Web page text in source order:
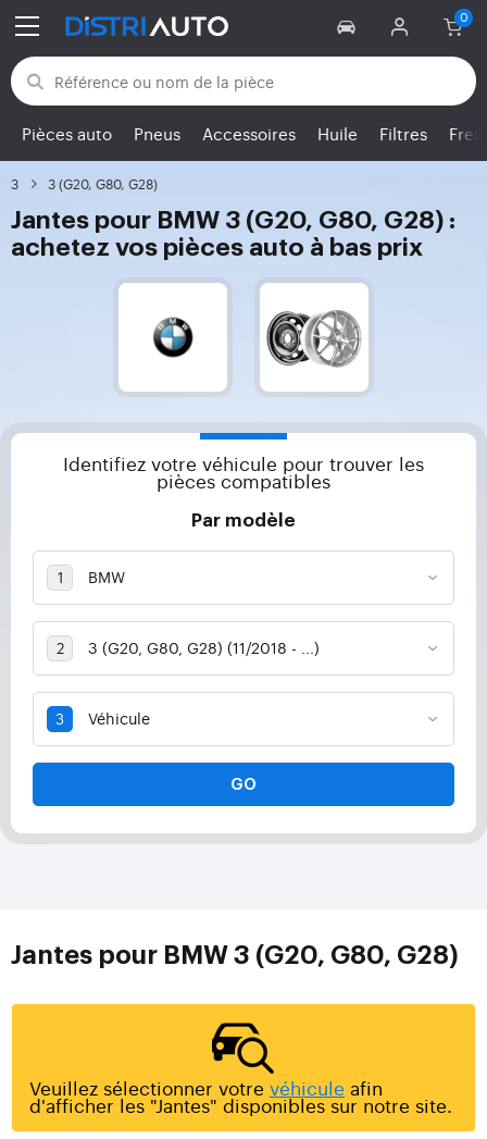
Retour aux catégories
Pièces auto Pneus Accessoires Huile Filtres
3 3 (G20, G80, G28)
Jantes pour BMW 3 (G20, G80, G28) :
achetez vos pièces auto à bas prix
Identifiez votre véhicule pour trouver les
pièces compatibles
Par modèle
GO
Jantes pour BMW 3 (G20, G80, G28)
Veuillez sélectionner votre véhicule afin
d'afficher les "Jantes" disponibles sur notre site.